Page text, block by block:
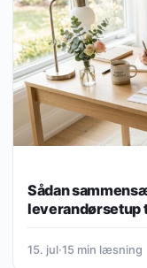
Sådan
leverandørsetup
15. jul·15 min læsning